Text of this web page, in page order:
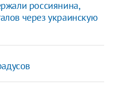
россиянина,
через украинскую